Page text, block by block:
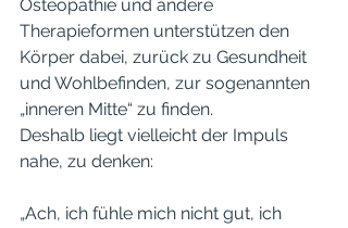
Osteopathie und andere
Therapieformen unterstützen den
Körper dabei, zurück zu Gesundheit
und Wohlbefinden, zur sogenannten
„inneren Mitte“ zu finden.
Deshalb liegt vielleicht der Impuls
nahe, zu denken:
„Ach, ich fühle mich nicht gut, ich